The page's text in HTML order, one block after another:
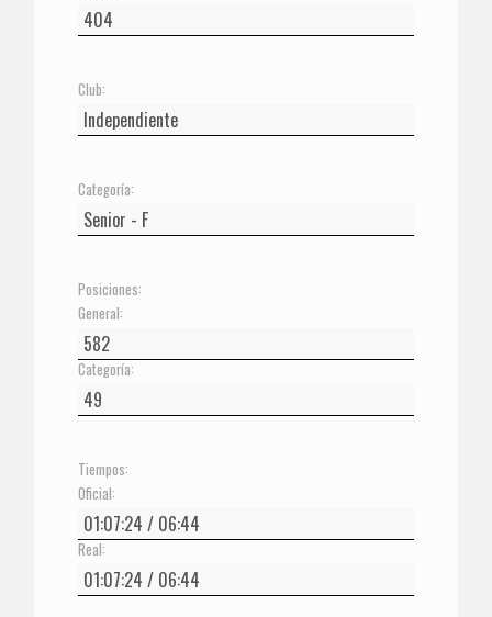
Club:
Categoría:
Posiciones:
General:
Categoría:
Tiempos:
Oficial:
Real: